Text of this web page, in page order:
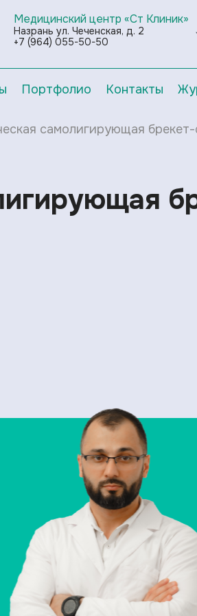
Медицинский центр «Ст Клиник»
Назрань ул. Чеченская, д. 2
+7 (964) 055-50-50
Портфолио Контакты
самолигирующая